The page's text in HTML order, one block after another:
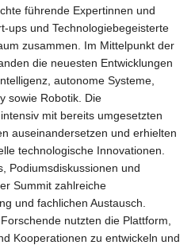
führende Expertinnen und
ups und Technologiebegeisterte
zusammen. Im Mittelpunkt der
die neuesten Entwicklungen
autonome Systeme,
sowie Robotik. Die
mit bereits umgesetzten
auseinandersetzen und erhielten
technologische Innovationen.
Podiumsdiskussionen und
Summit zahlreiche
und fachlichen Austausch.
nutzten die Plattform,
Kooperationen zu entwickeln und